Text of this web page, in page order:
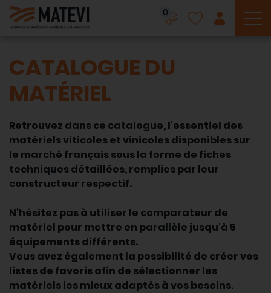
0
CATALOGUE DU
MATÉRIEL
Retrouvez dans ce catalogue, l'essentiel des
matériels viticoles et vinicoles disponibles sur
le marché français sous la forme de fiches
techniques détaillées, remplies par leur
constructeur respectif.
N'hésitez pas à utiliser le comparateur de
matériel pour mettre en parallèle jusqu'à 5
équipements différents.
Vous avez également la possibilité de créer vos
listes de favoris afin de sélectionner les
matériels les mieux adaptés à vos besoins.